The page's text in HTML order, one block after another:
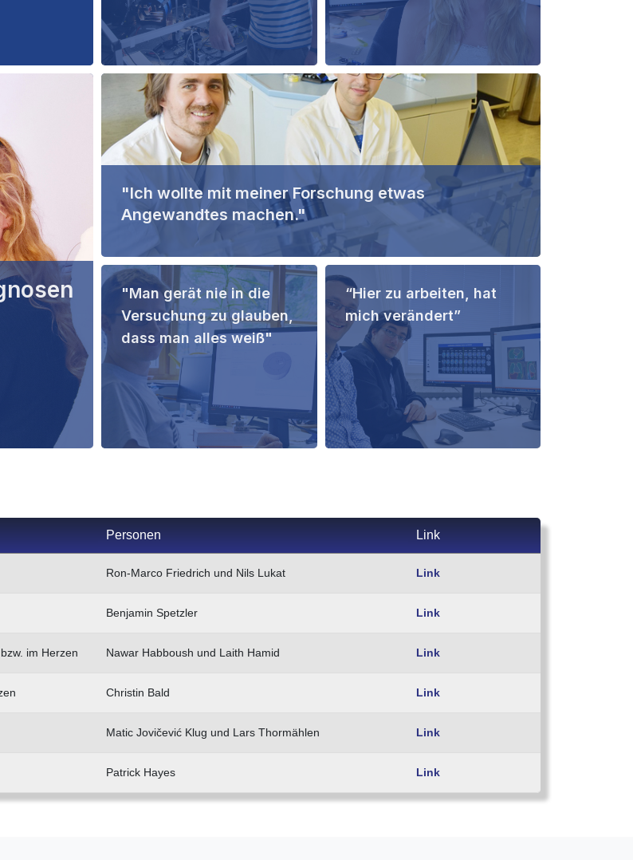
"Ich wollte mit meiner Forschung etwas
Angewandtes machen."
"Man gerät nie in die
Versuchung zu glauben,
dass man alles weiß"
“Hier zu arbeiten, hat
mich verändert”
Personen Link
Ron-Marco Friedrich und Nils Lukat Link
Benjamin Spetzler Link
im Herzen Nawar Habboush und Laith Hamid Link
Christin Bald Link
Matic Jovičević Klug und Lars Thormählen Link
Patrick Hayes Link